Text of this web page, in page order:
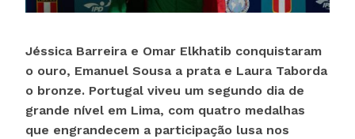
Jéssica Barreira e Omar Elkhatib conquistaram
o ouro, Emanuel Sousa a prata e Laura Taborda
o bronze. Portugal viveu um segundo dia de
grande nível em Lima, com quatro medalhas
que engrandecem a participação lusa nos